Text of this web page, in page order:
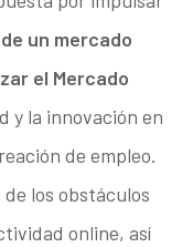
un mercado
el Mercado
y la innovación en
de empleo.
los obstáculos
online, así